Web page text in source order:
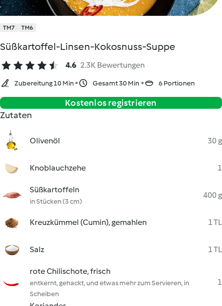
TM7 TM6
Süßkartoffel-Linsen-Kokosnuss-Suppe
4.6 2.3K Bewertungen
Zubereitung 10 Min Gesamt 30 Min 6 Portionen
Kostenlos registrieren
Zutaten
Olivenöl 30 g
Knoblauchzehe 1
Süßkartoffeln
in Stücken (3 cm)
400 g
Kreuzkümmel (Cumin), gemahlen 1 TL
Salz 1 TL
rote Chilischote, frisch
entkernt, gehackt, und etwas mehr zum Servieren, in
Scheiben
1